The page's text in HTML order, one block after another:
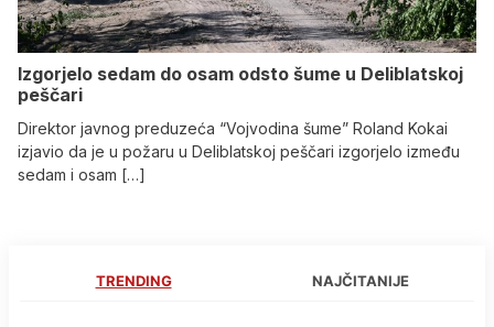
Izgorjelo sedam do osam odsto šume u Deliblatskoj
peščari
Direktor javnog preduzeća “Vojvodina šume” Roland Kokai
izjavio da je u požaru u Deliblatskoj peščari izgorjelo između
sedam i osam […]
TRENDING NAJČITANIJE